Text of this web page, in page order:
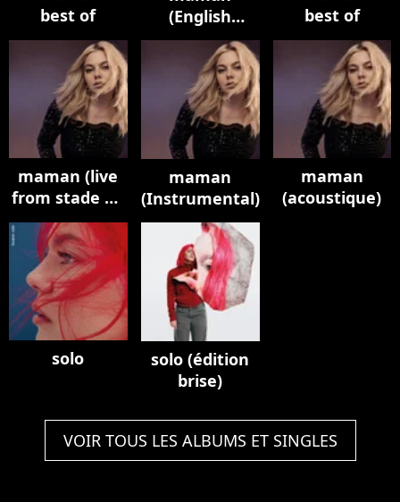
best of
(English
Version)
best of
maman (live
from stade de
france)
maman
(Instrumental)
maman
(acoustique)
solo
solo (édition
brise)
VOIR TOUS LES ALBUMS ET SINGLES